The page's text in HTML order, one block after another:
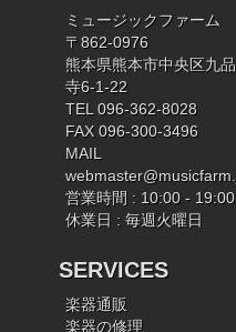
ミュージックファーム
〒862-0976
熊本県熊本市中央区九品
寺6-1-22
TEL 096-362-8028
FAX 096-300-3496
MAIL
営業時間 : 10:00 - 19:00
休業日 : 毎週火曜日
SERVICES
楽器通販
楽器の修理